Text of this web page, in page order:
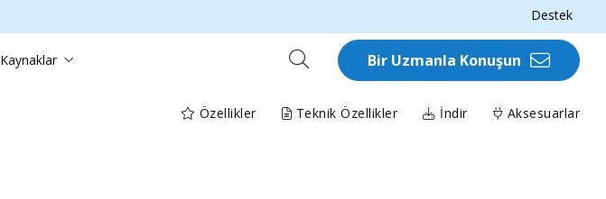
Destek
Kaynaklar Bir Uzmanla Konuşun
Özellikler Teknik Özellikler İndir Aksesuarlar